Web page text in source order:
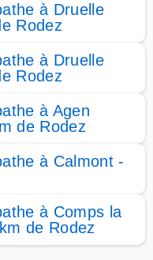
à Druelle
Rodez
à Druelle
Rodez
à Agen
de Rodez
à Calmont -
à Comps la
de Rodez